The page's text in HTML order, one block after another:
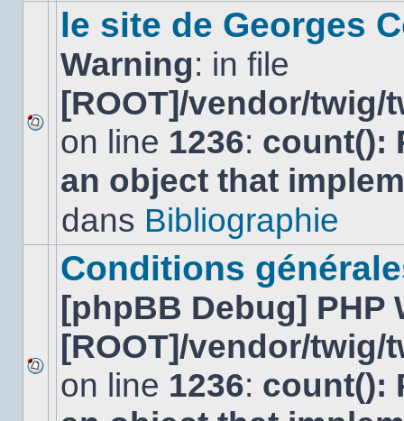
sujet.
Aucun
nouveau
message
non-
dans
le site de Georges
Warning: in file
[ROOT]/vendor/
on line 1236: count():
an object that
dans Bibliographie
Aucun
nouveau
message
Conditions
[phpBB Debug] PHP
[ROOT]/vendor/
on line 1236: count():